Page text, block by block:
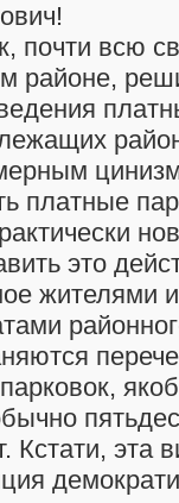
почти всю
районе,
платные
это
жителями
Кстати, эта